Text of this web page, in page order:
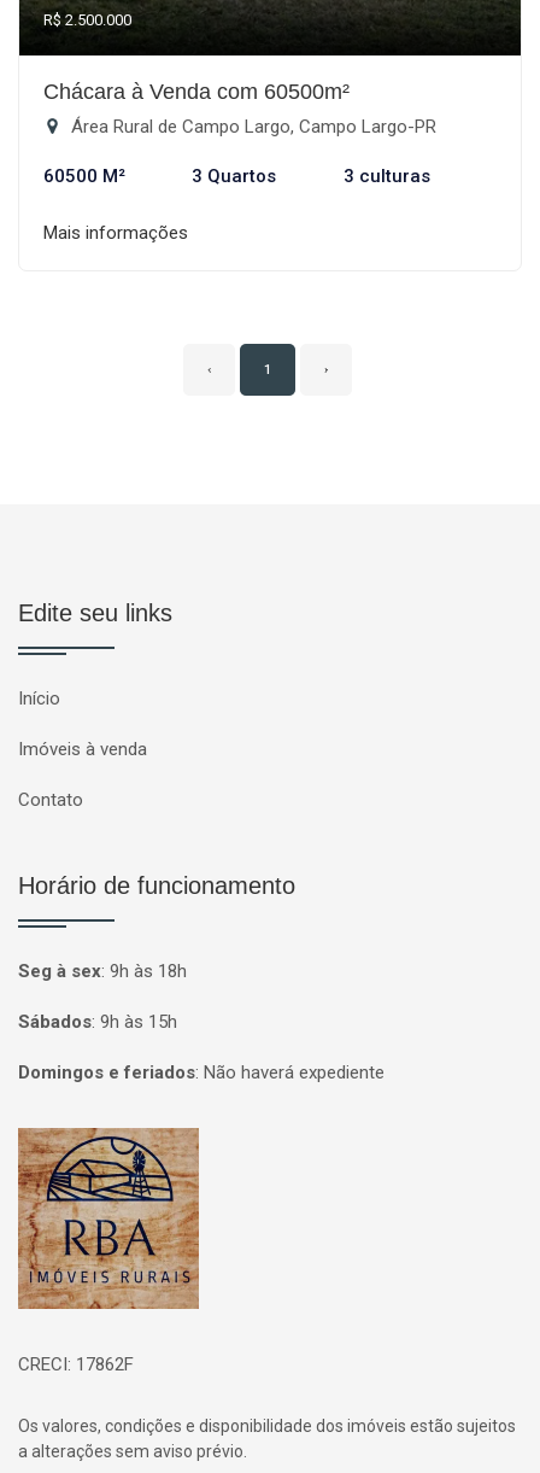
R$ 2.500.000
Chácara à Venda com 60500m²
Área Rural de Campo Largo, Campo Largo-PR
60500 M² 3 Quartos 3 culturas
Mais informações
‹ 1 ›
Edite seu links
Início
Imóveis à venda
Contato
Horário de funcionamento
Seg à sex: 9h às 18h
Sábados: 9h às 15h
Domingos e feriados: Não haverá expediente
Página inicial
CRECI: 17862F
Os valores, condições e disponibilidade dos imóveis estão sujeitos
a alterações sem aviso prévio.